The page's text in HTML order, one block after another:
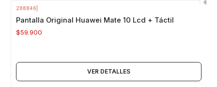
288846
Pantalla Original Huawei Mate 10 Lcd + Táctil
$59.900
VER DETALLES